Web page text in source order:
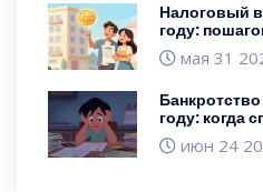
Налоговый
году:
вернуть до
мая 31
году: когда
июн 24